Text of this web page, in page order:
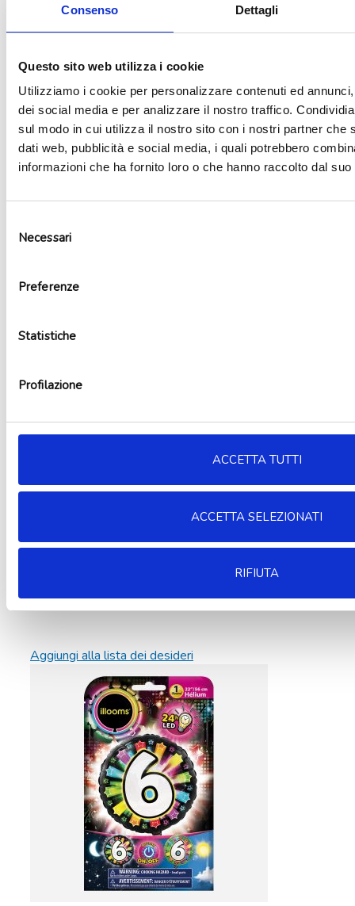
Consenso Dettagli
Questo sito web utilizza i cookie
Utilizziamo i cookie per personalizzare contenuti ed
dei social media e per analizzare il nostro traffico.
sul modo in cui utilizza il nostro sito con i nostri partner che
dati web, pubblicità e social media, i quali potrebbero
informazioni che ha fornito loro o che hanno raccolto dal
delNecessari
Preferenze
Statistiche
Profilazione
ACCETTA TUTTI
ACCETTA SELEZIONATI
RIFIUTA
Aggiungi al carrello
Aggiungi alla lista dei desideri